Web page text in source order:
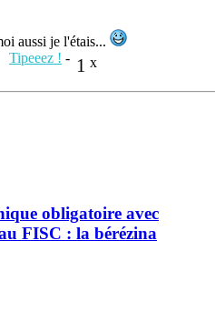
aussi je l'étais...
1 x
Tipeeez ! -
obligatoire avec
FISC : la bérézina